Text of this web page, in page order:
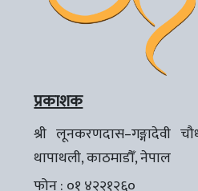
प्रकाशक
श्री लूनकरणदास–गङ्गादेवी
थापाथली, काठमाडौँ, नेपाल